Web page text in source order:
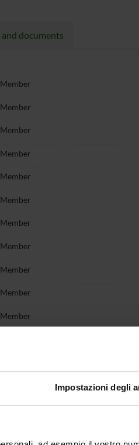
Impostazioni degli
documents
Member
Member
Member
Member
Member
Member
Member
Member
Member
Member
Member
Member